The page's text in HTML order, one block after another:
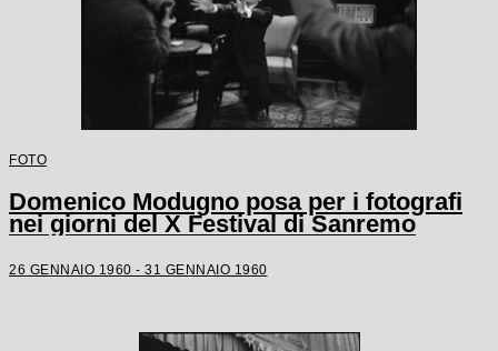
FOTO
Domenico Modugno posa per i fotografi
nei giorni del X Festival di Sanremo
26 GENNAIO 1960 - 31 GENNAIO 1960